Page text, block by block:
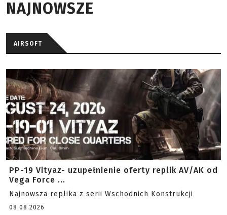
NAJNOWSZE
AIRSOFT
PP-19 Vityaz- uzupełnienie oferty replik AV/AK od
Vega Force ...
Najnowsza replika z serii Wschodnich Konstrukcji
08.08.2026